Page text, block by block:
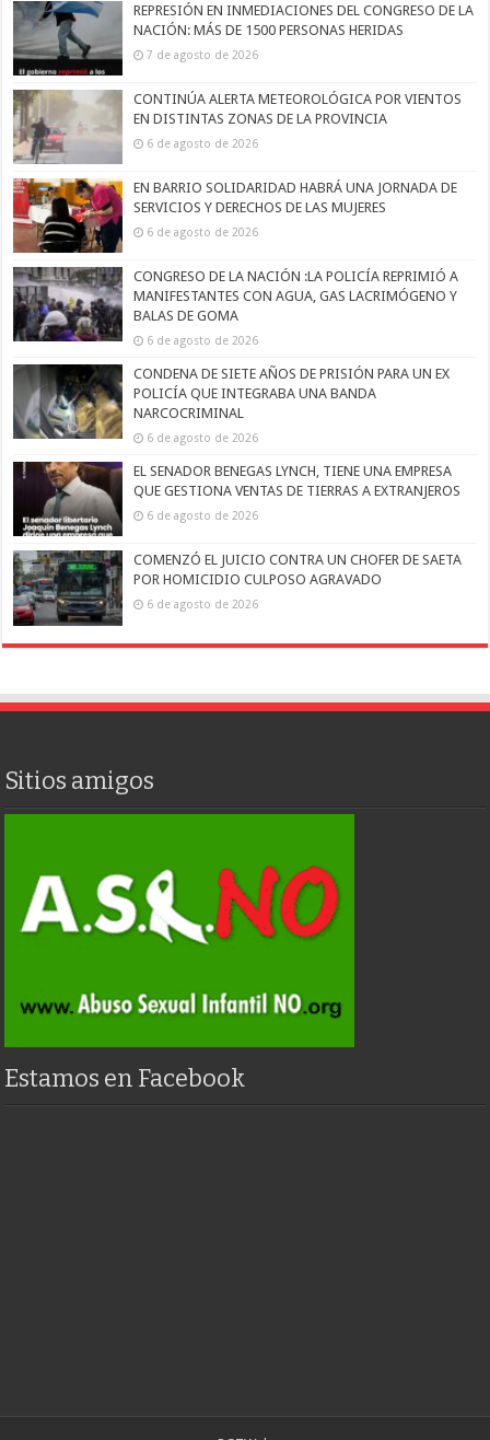
REPRESIÓN EN INMEDIACIONES DEL CONGRESO DE LA
NACIÓN: MÁS DE 1500 PERSONAS HERIDAS
7 de agosto de 2026
CONTINÚA ALERTA METEOROLÓGICA POR VIENTOS
EN DISTINTAS ZONAS DE LA PROVINCIA
6 de agosto de 2026
EN BARRIO SOLIDARIDAD HABRÁ UNA JORNADA DE
SERVICIOS Y DERECHOS DE LAS MUJERES
6 de agosto de 2026
CONGRESO DE LA NACIÓN :LA POLICÍA REPRIMIÓ A
MANIFESTANTES CON AGUA, GAS LACRIMÓGENO Y
BALAS DE GOMA
6 de agosto de 2026
CONDENA DE SIETE AÑOS DE PRISIÓN PARA UN EX
POLICÍA QUE INTEGRABA UNA BANDA
NARCOCRIMINAL
6 de agosto de 2026
EL SENADOR BENEGAS LYNCH, TIENE UNA EMPRESA
QUE GESTIONA VENTAS DE TIERRAS A EXTRANJEROS
6 de agosto de 2026
COMENZÓ EL JUICIO CONTRA UN CHOFER DE SAETA
POR HOMICIDIO CULPOSO AGRAVADO
6 de agosto de 2026
Sitios amigos
Estamos en Facebook